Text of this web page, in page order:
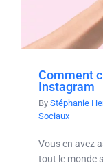
Comment
Instagram
By Stéphanie
Sociaux
Vous en avez
tout le monde